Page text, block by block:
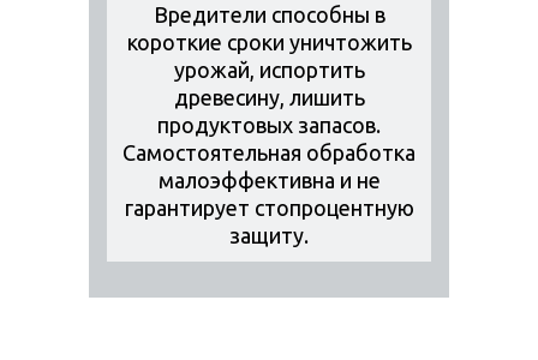
Вредители способны в
короткие сроки уничтожить
урожай, испортить
древесину, лишить
продуктовых запасов.
Самостоятельная обработка
малоэффективна и не
гарантирует стопроцентную
защиту.